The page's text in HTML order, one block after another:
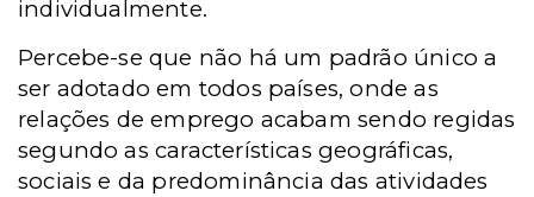
individualmente.
Percebe-se que não há um padrão único a
ser adotado em todos países, onde as
relações de emprego acabam sendo regidas
segundo as características geográficas,
sociais e da predominância das atividades